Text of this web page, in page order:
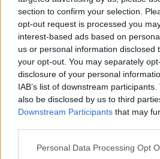
section to confirm your selection.
opt-out request is processed you
interest-based ads based on
us or personal information disclosed
your opt-out. You may separately
disclosure of your personal
IAB’s list of downstream
also be disclosed by us to third
Downstream Participants that may
Personal Data Processing Opt
Art Doc Festival
05/08/2026 20:32